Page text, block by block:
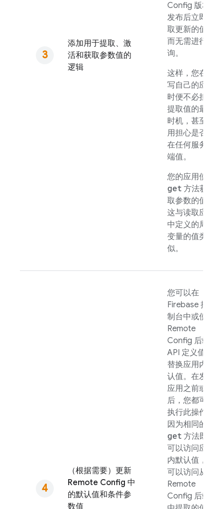
添加用于提取、激
活和获取参数值的
逻辑
Config 版本
发布后立即提
取更新的值，
而无需进行轮
询。
这样，您在编
写自己的应用
时便不必担心
提取值的最佳
时机，甚至不
用担心是否存
在任何服务器
端值。
您的应用使用
get 方法获
取参数的值，
这与读取应用
中定义的局部
变量的值类
似。
（根据需要）更新
Remote Config 中
的默认值和条件参
数值
您可以在
Firebase 控
制台中或使用
Remote
Config 后端
API 定义值来
替换应用内默
认值。在发布
应用之前或之
后，您都可以
执行此操作，
因为相同的
get 方法既
可以访问应用
内默认值，也
可以访问从
Remote
Config 后端